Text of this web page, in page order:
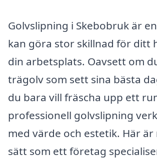
Golvslipning i Skebobruk är
kan göra stor skillnad för ditt
din arbetsplats. Oavsett om
trägolv som sett sina bästa
du bara vill fräscha upp ett
professionell golvslipning
med värde och estetik. Här är
sätt som ett företag